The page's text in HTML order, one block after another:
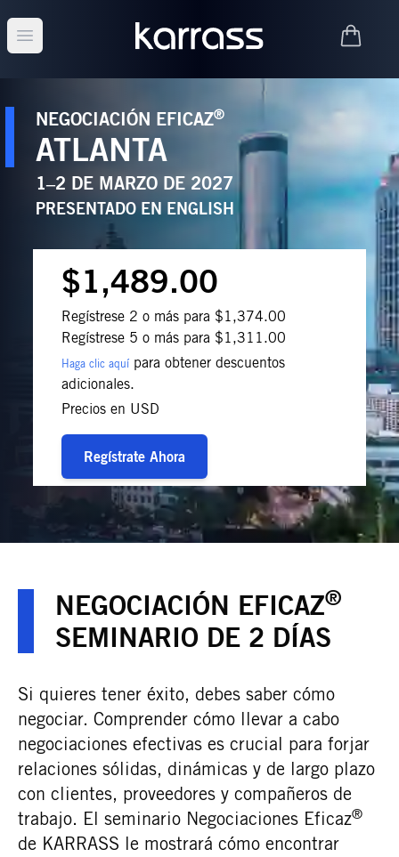
Open main menu
NEGOCIACIÓN EFICAZ®
ATLANTA
1–2 DE MARZO DE 2027
PRESENTADO EN ENGLISH
$1,489.00
Regístrese 2 o más para $1,374.00
Regístrese 5 o más para $1,311.00
Haga clic aquí para obtener descuentos
adicionales.
Precios en USD
Regístrate Ahora
NEGOCIACIÓN EFICAZ®
SEMINARIO DE 2 DÍAS
Si quieres tener éxito, debes saber cómo
negociar. Comprender cómo llevar a cabo
negociaciones efectivas es crucial para forjar
relaciones sólidas, dinámicas y de largo plazo
con clientes, proveedores y compañeros de
trabajo. El seminario Negociaciones Eficaz®
de KARRASS le mostrará cómo encontrar